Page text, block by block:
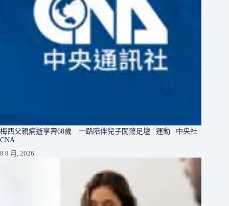
梅西父親病逝享壽68歲 一路陪伴兒子闖蕩足壇 | 運動 | 中央社
CNA
8 8 月, 2026